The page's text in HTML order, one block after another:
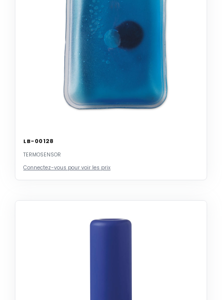
LB-00128
TERMOSENSOR
Connectez-vous pour voir les prix